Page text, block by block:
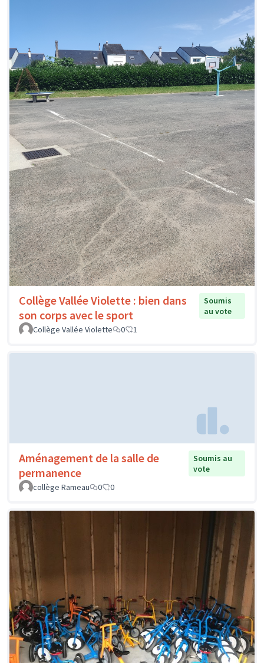
Collège Vallée Violette : bien dans
son corps avec le sport
Soumis
au vote
Collège Vallée Violette
0 1
Aménagement de la salle de
permanence
Soumis au
vote
collège Rameau
0 0